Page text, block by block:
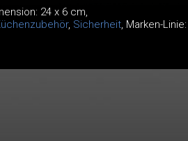
24 x 6 cm,
, Sicherheit, Marken-Linie: